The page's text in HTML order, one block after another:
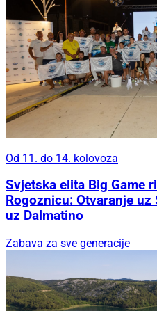
Od 11. do 14. kolovoza
Svjetska elita Big Game
Rogoznicu: Otvaranje
uz Dalmatino
Zabava za sve generacije